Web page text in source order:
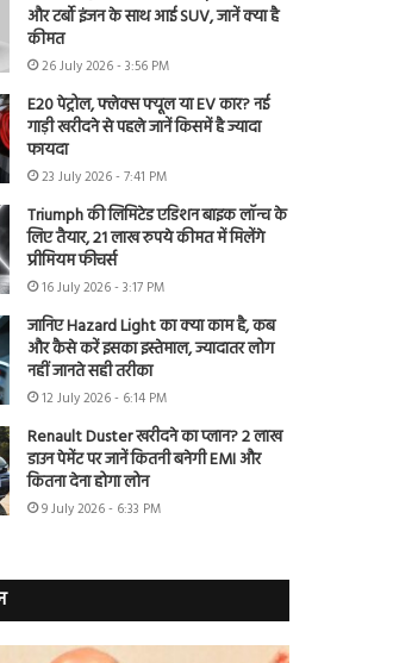
और टर्बो इंजन के साथ आई SUV, जानें क्या है
कीमत
26 July 2026 - 3:56 PM
E20 पेट्रोल, फ्लेक्स फ्यूल या EV कार? नई
गाड़ी खरीदने से पहले जानें किसमें है ज्यादा
फायदा
23 July 2026 - 7:41 PM
Triumph की लिमिटेड एडिशन बाइक लॉन्च के
लिए तैयार, 21 लाख रुपये कीमत में मिलेंगे
प्रीमियम फीचर्स
16 July 2026 - 3:17 PM
जानिए Hazard Light का क्या काम है, कब
और कैसे करें इसका इस्तेमाल, ज्यादातर लोग
नहीं जानते सही तरीका
12 July 2026 - 6:14 PM
Renault Duster खरीदने का प्लान? 2 लाख
डाउन पेमेंट पर जानें कितनी बनेगी EMI और
कितना देना होगा लोन
9 July 2026 - 6:33 PM